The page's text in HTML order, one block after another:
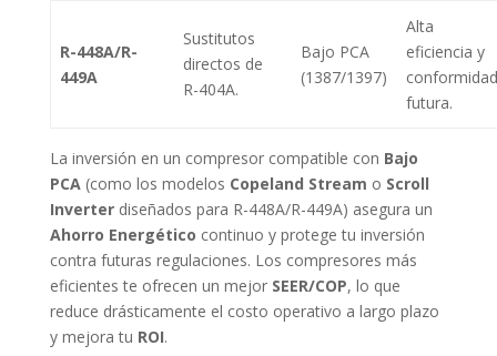
R-448A/R-
449A
Sustitutos
directos de
R-404A.
Bajo PCA
(1387/1397)
Alta
eficiencia y
conformidad
futura.
La inversión en un compresor compatible con Bajo
PCA(como los modelos Copeland Stream o Scroll
Inverterdiseñados para R-448A/R-449A) asegura un
Ahorro Energético continuo y protege tu inversión
contra futuras regulaciones. Los compresores más
eficientes te ofrecen un mejor SEER/COP, lo que
reduce drásticamente el costo operativo a largo plazo
y mejora tu ROI.